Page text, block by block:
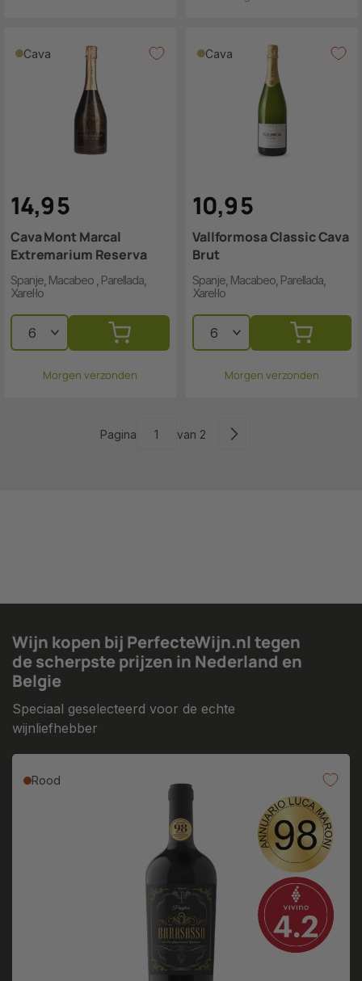
Cava
14,95
Cava Mont Marcal
Extremarium Reserva
Spanje, Macabeo , Parellada,
Xarel·lo
Morgen verzonden
Cava
10,95
Vallformosa Classic Cava
Brut
Spanje, Macabeo, Parellada,
Xarel·lo
Morgen verzonden
Pagina van 2
Wijn kopen bij PerfecteWijn.nl tegen
de scherpste prijzen in Nederland en
Belgie
Speciaal geselecteerd voor de echte
wijnliefhebber
Rood